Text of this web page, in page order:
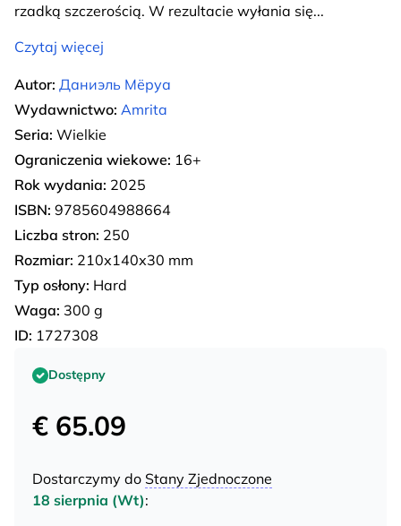
rzadką szczerością. W rezultacie wyłania się...
Czytaj więcej
Autor: Даниэль Мёруа
Wydawnictwo: Amrita
Seria: Wielkie
Ograniczenia wiekowe: 16+
Rok wydania: 2025
ISBN: 9785604988664
Liczba stron: 250
Rozmiar: 210х140х30 mm
Typ osłony: Hard
Waga: 300 g
ID: 1727308
Dostępny
€ 65.09
Dostarczymy do Stany Zjednoczone
18 sierpnia (Wt):